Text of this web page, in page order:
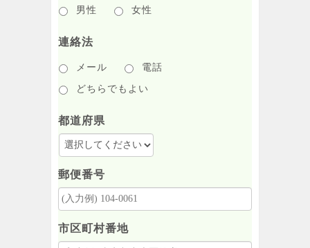
男性 女性
連絡法
メール 電話
どちらでもよい
都道府県
郵便番号
市区町村番地